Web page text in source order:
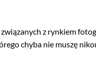
z rynkiem
chyba nie muszę